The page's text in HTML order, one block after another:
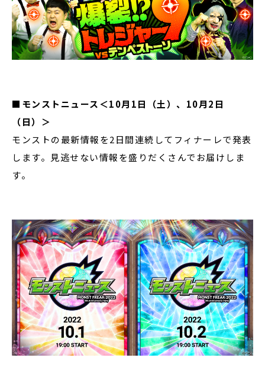
■モンストニュース＜10月1日（土）、10月2日
（日）＞
モンストの最新情報を2日間連続してフィナーレで発表
します。見逃せない情報を盛りだくさんでお届けしま
す。